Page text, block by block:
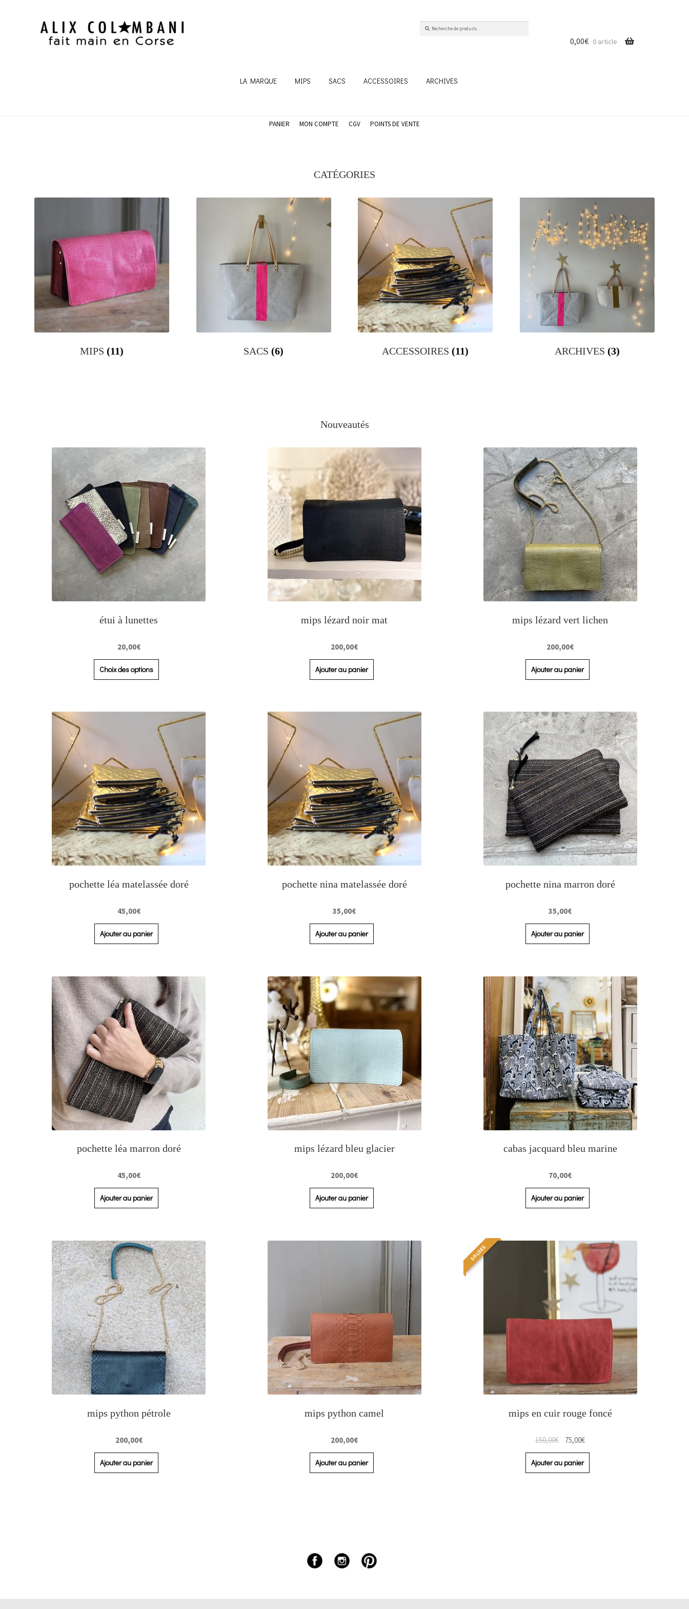
PANIER MON COMPTE CGV POINTS DE VENTE
pour :
Recherche
0,00€ 0 article
LA MARQUE MIPS SACS ACCESSOIRES ARCHIVES
CATÉGORIES
MIPS(11) SACS(6) ACCESSOIRES(11) ARCHIVES (3)
Nouveautés
étui à lunettes
20,00€
Choix des options
mips lézard noir mat
200,00€
Ajouter au panier
mips lézard vert lichen
200,00€
Ajouter au panier
pochette léa matelassée doré
45,00€
Ajouter au panier
pochette nina matelassée doré
35,00€
Ajouter au panier
pochette nina marron doré
35,00€
Ajouter au panier
pochette léa marron doré
45,00€
Ajouter au panier
mips lézard bleu glacier
200,00€
Ajouter au panier
cabas jacquard bleu marine
70,00€
Ajouter au panier
mips python pétrole
200,00€
Ajouter au panier
mips python camel
200,00€
Ajouter au panier
SOLDES
mips en cuir rouge foncé
150,00€ 75,00€
Ajouter au panier